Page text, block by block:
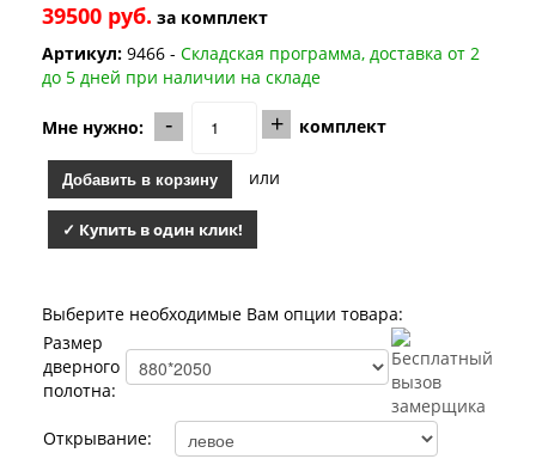
Лабиринт Карбон
Лабиринт Кармина
Лабиринт Классик Антик медный
Лабиринт Классик Шагрень
Лабиринт Кредор
Лабиринт Лаб Про
Лабиринт Лайн Вайт
Лабиринт Леолаб
Лабиринт Лондон
Лабиринт Лофт
Лабиринт Нью Йорк
Лабиринт Пиано
Лабиринт Пиано Смарт 2.0
Лабиринт Полярис лайт
Лабиринт Роял
39500 руб. за комплект
Артикул: 9466 - Складская программа, доставка от 2
до 5 дней при наличии на складе
Мне нужно: - + комплект
Добавить в корзину или
✓ Купить в один клик!
Выберите необходимые Вам опции товара:
Размер
дверного
полотна:
Открывание: